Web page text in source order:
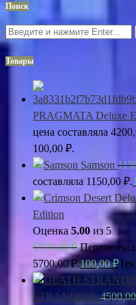
Поиск
Товары
PRAGMATA Deluxe
цена составляла
100,00 ₽.
Samson
составляла 1150,00 ₽.
Edition
Оценка 5.00 из 5
5700,00₽
5700,00 ₽.100,00₽
STRANDING